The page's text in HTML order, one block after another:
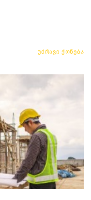
უძრავი ქონება